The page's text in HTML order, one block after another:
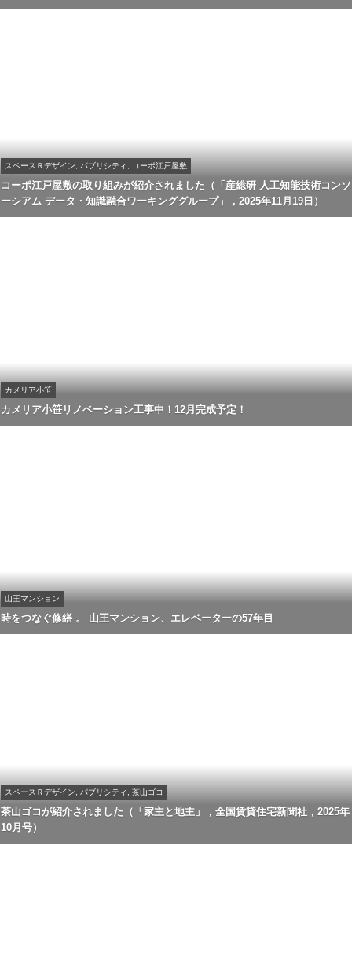
スペースＲデザイン, パブリシティ, コーポ江戸屋敷
コーポ江戸屋敷の取り組みが紹介されました（「産総研 人工知能技術コンソ
ーシアム データ・知識融合ワーキンググループ」，2025年11月19日）
カメリア小笹
カメリア小笹リノベーション工事中！12月完成予定！
山王マンション
時をつなぐ修繕 。 山王マンション、エレベーターの57年目
スペースＲデザイン, パブリシティ, 茶山ゴコ
茶山ゴコが紹介されました（「家主と地主」，全国賃貸住宅新聞社，2025年
10月号）